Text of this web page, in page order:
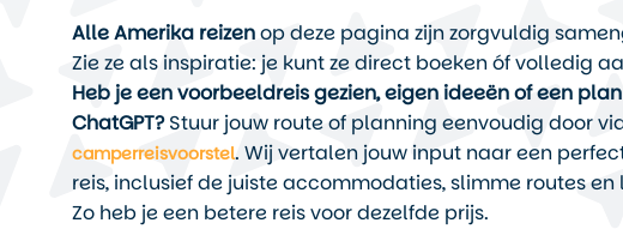
Alle Amerika reizenop deze pagina zijn zorgvuldig
Zie ze als inspiratie: je kunt ze direct boeken óf volledig
Heb je een voorbeeldreis gezien, eigen ideeën of een
ChatGPT?Stuur jouw route of planning eenvoudig door
camperreisvoorstel. Wij vertalen jouw input naar een
reis, inclusief de juiste accommodaties, slimme routes en
Zo heb je een betere reis voor dezelfde prijs.